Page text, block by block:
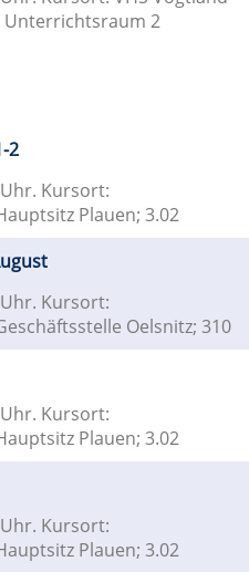
Unterrichtsraum 2
2
Kursort:
Plauen; 3.02
Kursort:
Oelsnitz; 310
Kursort:
Plauen; 3.02
Kursort:
Plauen; 3.02